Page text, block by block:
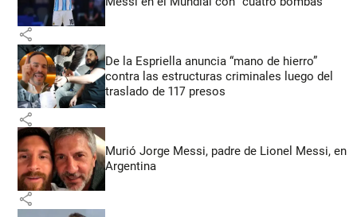
share
De la Espriella anuncia “mano de hierro”
contra las estructuras criminales luego del
traslado de 117 presos
share
Murió Jorge Messi, padre de Lionel Messi, en
Argentina
share